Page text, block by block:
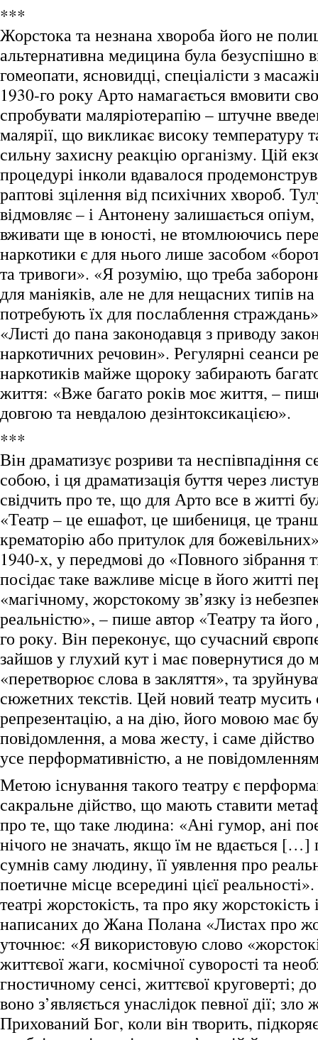
***
Жорстока та незнана хвороба його не
альтернативна медицина була безуспішно
гомеопати, ясновидці, спеціалісти з
1930-го року Арто намагається вмовити
спробувати маляріотерапію – штучне
малярії, що викликає високу температуру
сильну захисну реакцію організму. Цій
процедурі інколи вдавалося
раптові зцілення від психічних хвороб.
відмовляє – і Антонену залишається
вживати ще в юності, не втомлюючись
наркотики є для нього лише засобом
та тривоги». «Я розумію, що треба
для маніяків, але не для нещасних типів
потребують їх для послаблення
«Листі до пана законодавця з приводу
наркотичних речовин». Регулярні сеанси
наркотиків майже щороку забирають
життя: «Вже багато років моє життя, –
довгою та невдалою дезінтоксикацією».
***
Він драматизує розриви та неспівпадіння
собою, і ця драматизація буття через
свідчить про те, що для Арто все в житті
«Театр – це ешафот, це шибениця, це
крематорію або притулок для
1940-х, у передмові до «Повного зібрання
посідає таке важливе місце в його житті
«магічному, жорстокому зв’язку із
реальністю», – пише автор «Театру та
го року. Він переконує, що сучасний
зайшов у глухий кут і має повернутися до
«перетворює слова в закляття», та
сюжетних текстів. Цей новий театр мусить
репрезентацію, а на дію, його мовою має
повідомлення, а мова жесту, і саме
усе перформативністю, а не
Метою існування такого театру є
сакральне дійство, що мають ставити
про те, що таке людина: «Ані гумор, ані
нічого не значать, якщо їм не вдається […]
сумнів саму людину, її уявлення про
поетичне місце всередині цієї
театрі жорстокість, та про яку жорстокість
написаних до Жана Полана «Листах про
уточнює: «Я використовую слово
життєвої жаги, космічної суворості та
гностичному сенсі, життєвої круговерті;
воно з’являється унаслідок певної дії;
Прихований Бог, коли він творить,